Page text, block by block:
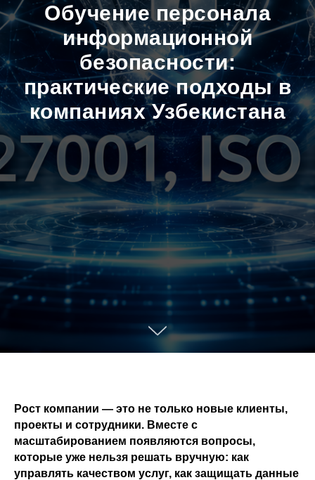
Обучение персонала
информационной
безопасности:
практические подходы в
компаниях Узбекистана
Рост компании — это не только новые клиенты,
проекты и сотрудники. Вместе с
масштабированием появляются вопросы,
которые уже нельзя решать вручную: как
управлять качеством услуг, как защищать данные